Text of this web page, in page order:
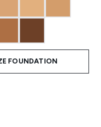
FOUNDATION